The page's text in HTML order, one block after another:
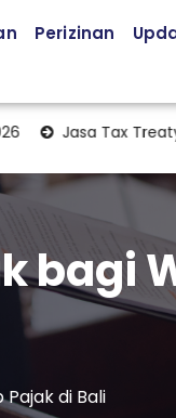
Perizinan
Tax Treaty
bagi
di Bali